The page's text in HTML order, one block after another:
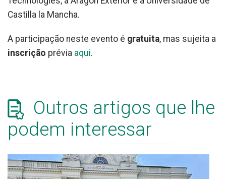
Castilla la Mancha.
A participação neste evento é gratuita, mas sujeita a
inscrição prévia aqui.
Outros artigos que lhe
podem interessar